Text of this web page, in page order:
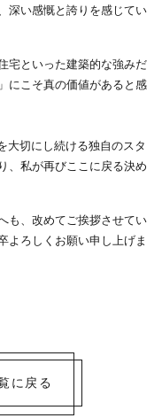
深い感慨と誇りを感じてい
宅といった建築的な強みだ
にこそ真の価値があると感
大切にし続ける独自のスタ
、私が再びここに戻る決め
も、改めてご挨拶させてい
よろしくお願い申し上げま
に戻る